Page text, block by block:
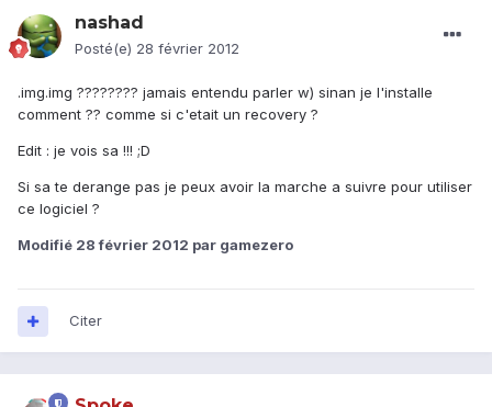
nashad
Posté(e) 28 février 2012
.img.img ???????? jamais entendu parler w) sinan je l'installe
comment ?? comme si c'etait un recovery ?
Edit : je vois sa !!! ;D
Si sa te derange pas je peux avoir la marche a suivre pour utiliser
ce logiciel ?
Modifié 28 février 2012 par gamezero
Citer